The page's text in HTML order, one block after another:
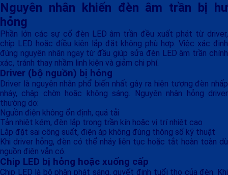
Nguyên nhân khiến đèn âm trần bị hư
hỏng
Phần lớn các sự cố đèn LED âm trần đều xuất phát từ driver,
chip LED hoặc điều kiện lắp đặt không phù hợp. Việc xác định
đúng nguyên nhân ngay từ đầu giúp sửa đèn LED âm trần chính
xác, tránh thay nhầm linh kiện và giảm chi phí.
Driver (bộ nguồn) bị hỏng
Driver là nguyên nhân phổ biến nhất gây ra hiện tượng đèn nhấp
nháy, chập chờn hoặc không sáng. Nguyên nhân hỏng driver
thường do:
Nguồn điện không ổn định, quá tải
Tản nhiệt kém, đèn lắp trong trần kín hoặc vị trí nhiệt cao
Lắp đặt sai công suất, điện áp không đúng thông số kỹ thuật
Khi driver hỏng, đèn có thể nháy liên tục hoặc tắt hoàn toàn dù
nguồn điện vẫn có.
Chip LED bị hỏng hoặc xuống cấp
Chip LED là bộ phận phát sáng, quyết định tuổi thọ của đèn. Khi